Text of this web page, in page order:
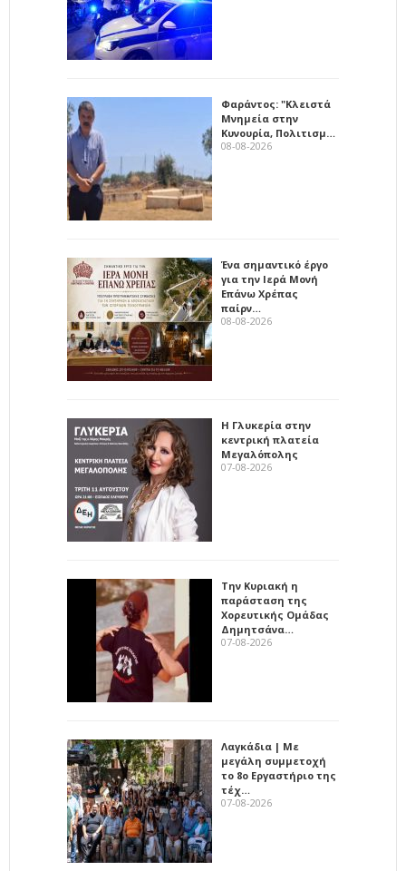
Φαράντος: "Κλειστά
Μνημεία στην
Κυνουρία, Πολιτισμ…
08-08-2026
Ένα σημαντικό έργο
για την Ιερά Μονή
Επάνω Χρέπας
παίρν…
08-08-2026
Η Γλυκερία στην
κεντρική πλατεία
Μεγαλόπολης
07-08-2026
Την Κυριακή η
παράσταση της
Χορευτικής Ομάδας
Δημητσάνα…
07-08-2026
Λαγκάδια | Με
μεγάλη συμμετοχή
το 8ο Εργαστήριο της
τέχ…
07-08-2026